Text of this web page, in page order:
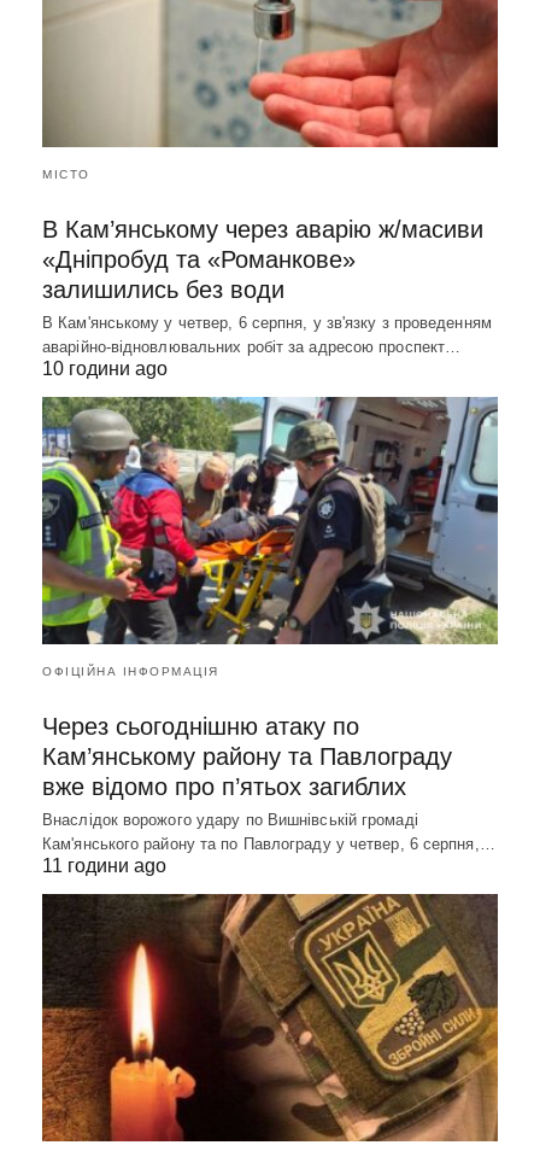
МІСТО
В Кам’янському через аварію ж/масиви
«Дніпробуд та «Романкове»
залишились без води
В Кам'янському у четвер, 6 серпня, у зв'язку з проведенням
аварійно-відновлювальних робіт за адресою проспект…
10 години ago
ОФІЦІЙНА ІНФОРМАЦІЯ
Через сьогоднішню атаку по
Кам’янському району та Павлограду
вже відомо про п’ятьох загиблих
Внаслідок ворожого удару по Вишнівській громаді
Кам'янського району та по Павлограду у четвер, 6 серпня,…
11 години ago